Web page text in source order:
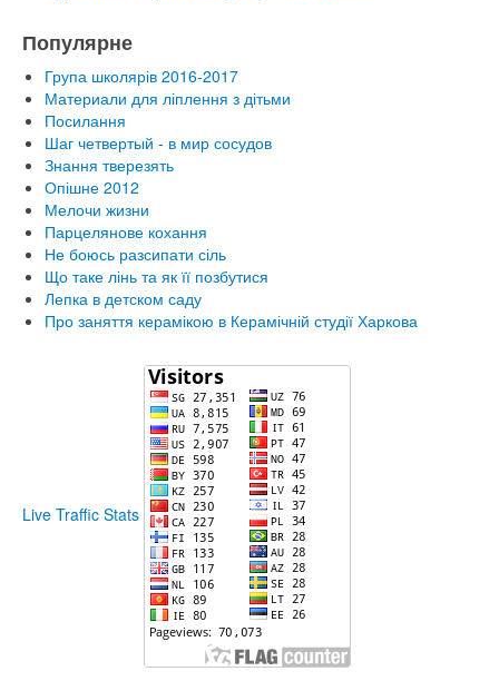
Популярне
Група школярів 2016-2017
Материали для ліплення з дітьми
Посилання
Шаг четвертый - в мир сосудов
Знання тверезять
Опішне 2012
Мелочи жизни
Парцелянове кохання
Не боюсь разсипати сіль
Що таке лінь та як її позбутися
Лепка в детском саду
Про заняття керамікою в Керамічній студії Харкова
Live Traffic Stats